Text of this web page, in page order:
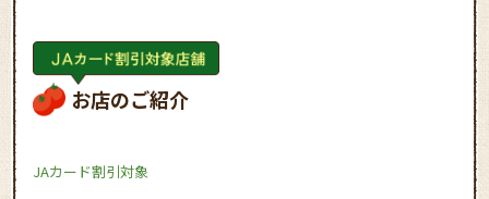
お店のご紹介
JAカード割引対象